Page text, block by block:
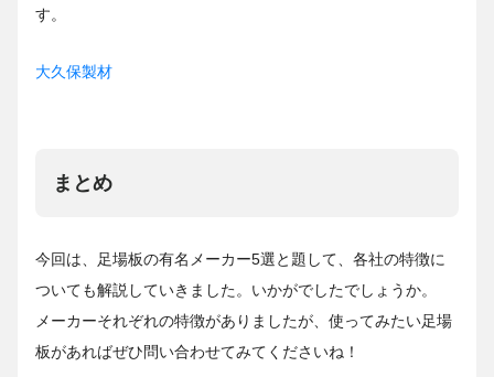
す。
大久保製材
まとめ
今回は、足場板の有名メーカー5選と題して、各社の特徴に
ついても解説していきました。いかがでしたでしょうか。
メーカーそれぞれの特徴がありましたが、使ってみたい足場
板があればぜひ問い合わせてみてくださいね！